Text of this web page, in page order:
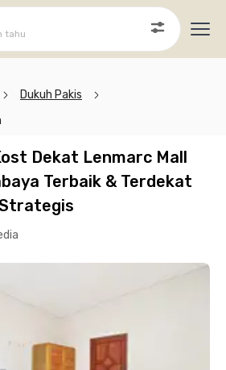
tahu
Dukuh Pakis
Dekat Lenmarc Mall
Terbaik & Terdekat